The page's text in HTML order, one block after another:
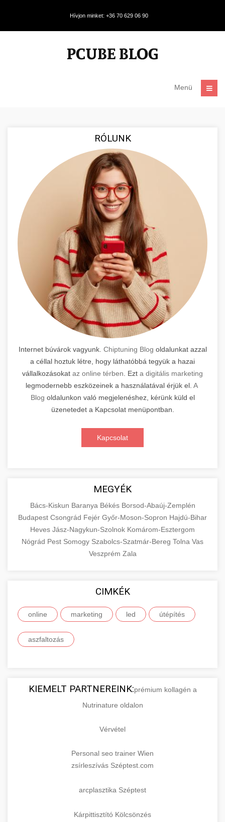
Hívjon minket: +36 70 629 06 90
Menü
RÓLUNK
Internet búvárok vagyunk. Chiptuning Blog oldalunkat azzal
a céllal hoztuk létre, hogy láthatóbbá tegyük a hazai
vállalkozásokat az online térben . Ezt a digitális marketing
legmodernebb eszközeinek a használatával érjük el. A
Blog oldalunkon való megjelenéshez, kérünk küld el
üzenetedet a Kapcsolat menüpontban.
Kapcsolat
MEGYÉK
Bács-Kiskun Baranya Békés Borsod-Abaúj-Zemplén
Budapest Csongrád Fejér Győr-Moson-Sopron Hajdú-Bihar
Heves Jász-Nagykun-Szolnok Komárom-Esztergom
Nógrád Pest Somogy Szabolcs-Szatmár-Bereg Tolna Vas
Veszprém Zala
CIMKÉK
online marketing led útépítés
aszfaltozás
KIEMELT PARTNEREINK:prémium kollagén a
Nutrinature oldalon
Vérvétel
Personal seo trainer Wien
zsírleszívás Széptest.com
arcplasztika Széptest
Kárpittisztító Kölcsönzés